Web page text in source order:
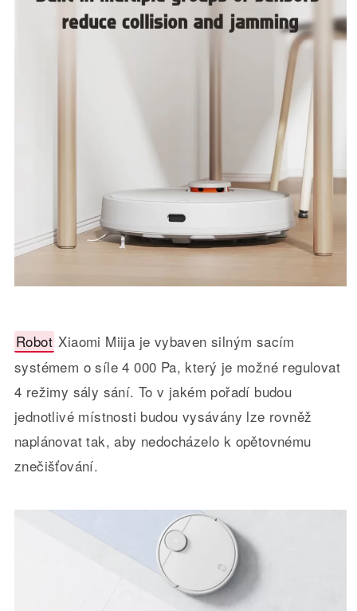
Robot Xiaomi Miija je vybaven silným sacím
systémem o síle 4 000 Pa, který je možné regulovat
4 režimy sály sání. To v jakém pořadí budou
jednotlivé místnosti budou vysávány lze rovněž
naplánovat tak, aby nedocházelo k opětovnému
znečišťování.